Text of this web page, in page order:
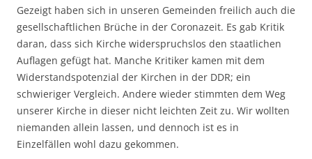
Gezeigt haben sich in unseren Gemeinden freilich auch die
gesellschaftlichen Brüche in der Coronazeit. Es gab Kritik
daran, dass sich Kirche widerspruchslos den staatlichen
Auflagen gefügt hat. Manche Kritiker kamen mit dem
Widerstandspotenzial der Kirchen in der DDR; ein
schwieriger Vergleich. Andere wieder stimmten dem Weg
unserer Kirche in dieser nicht leichten Zeit zu. Wir wollten
niemanden allein lassen, und dennoch ist es in
Einzelfällen wohl dazu gekommen.